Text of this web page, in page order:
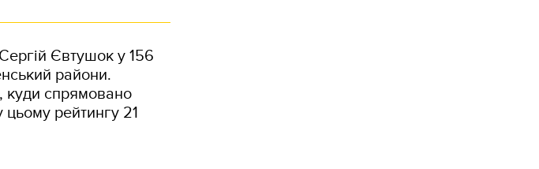
Євтушок у 156
райони.
куди спрямовано
рейтингу 21